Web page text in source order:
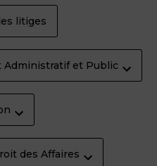
litiges
Administratif et Public
des Affaires